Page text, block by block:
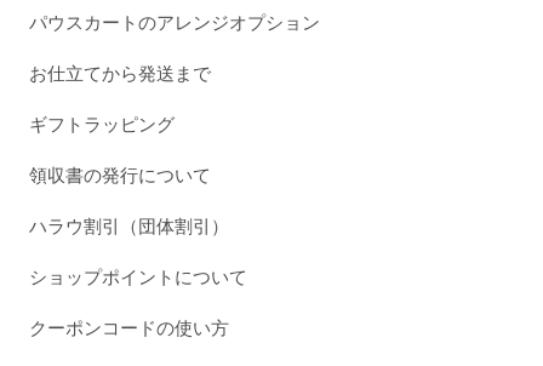
パウスカートのアレンジオプション
お仕立てから発送まで
ギフトラッピング
領収書の発行について
ハラウ割引（団体割引）
ショップポイントについて
クーポンコードの使い方